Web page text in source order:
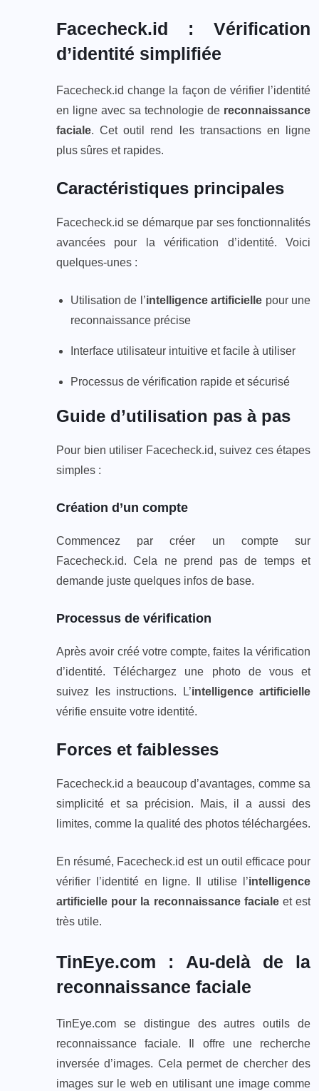
Facecheck.id : Vérification
d’identité simplifiée
Facecheck.id change la façon de vérifier l’identité
en ligne avec sa technologie de reconnaissance
faciale. Cet outil rend les transactions en ligne
plus sûres et rapides.
Caractéristiques principales
Facecheck.id se démarque par ses fonctionnalités
avancées pour la vérification d’identité. Voici
quelques-unes :
Utilisation de l’intelligence artificielle pour une
reconnaissance précise
Interface utilisateur intuitive et facile à utiliser
Processus de vérification rapide et sécurisé
Guide d’utilisation pas à pas
Pour bien utiliser Facecheck.id, suivez ces étapes
simples :
Création d’un compte
Commencez par créer un compte sur
Facecheck.id. Cela ne prend pas de temps et
demande juste quelques infos de base.
Processus de vérification
Après avoir créé votre compte, faites la vérification
d’identité. Téléchargez une photo de vous et
suivez les instructions. L’intelligence artificielle
vérifie ensuite votre identité.
Forces et faiblesses
Facecheck.id a beaucoup d’avantages, comme sa
simplicité et sa précision. Mais, il a aussi des
limites, comme la qualité des photos téléchargées.
En résumé, Facecheck.id est un outil efficace pour
vérifier l’identité en ligne. Il utilise l’intelligence
artificielle pour la reconnaissance facialeet est
très utile.
TinEye.com : Au-delà de la
reconnaissance faciale
TinEye.com se distingue des autres outils de
reconnaissance faciale. Il offre une recherche
inversée d’images. Cela permet de chercher des
images sur le web en utilisant une image comme